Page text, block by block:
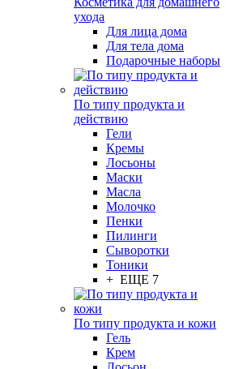
ухода
Для лица дома
Для тела дома
Подарочные наборы
По типу продукта и
действию
Гели
Кремы
Лосьоны
Маски
Масла
Молочко
Пенки
Пилинги
Сыворотки
Тоники
+ ЕЩЕ 7
По типу продукта и кожи
Гель
Крем